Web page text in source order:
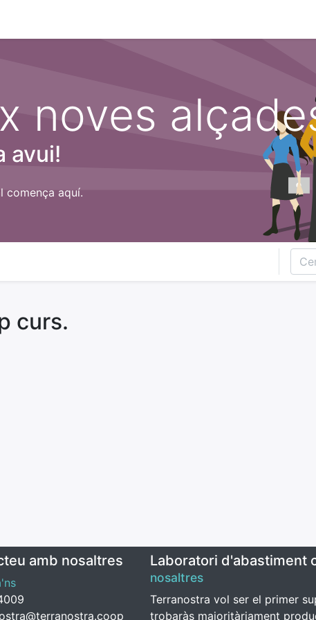
noves
avui!
comença aquí.
curs.
amb nosaltres Laboratori d'abastiment
nosaltres
Terranostra vol ser el primer
trobaràs majoritàriament